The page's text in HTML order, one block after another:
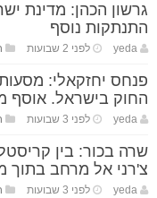
גרשון הכהן: מדינת
התנתקות נוסף
yeda לפני 2 שבועות
פנחס יחזקאלי:
החוק בישראל. אוסף
yeda לפני 3 שבועות
שרה בכור: בין
צ'רני אל מרחב בתוך
yeda לפני 3 שבועות